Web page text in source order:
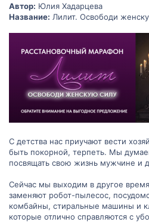
Автор: Юлия Хадарцева
Название: Лилит. Освободи
С детства нас приучают вести
быть покорной, терпеть. Мы
посвящать свою жизнь мужчине и
Сейчас мы выходим в другое
заменяют робот-пылесос,
комбайны, стиральные машины и
которые отлично справляются с